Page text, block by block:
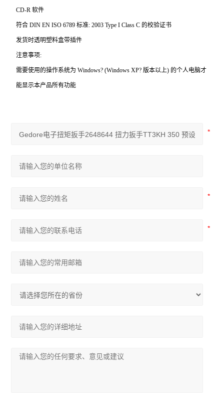
CD-R软件
符合 DIN EN ISO 6789 标准: 2003 Type I Class C 的校验证书
发货时透明塑料盒带插件
注意事项:
需要使用的操作系统为 Windows? (Windows XP? 版本以上) 的个人电脑才
能显示本产品所有功能